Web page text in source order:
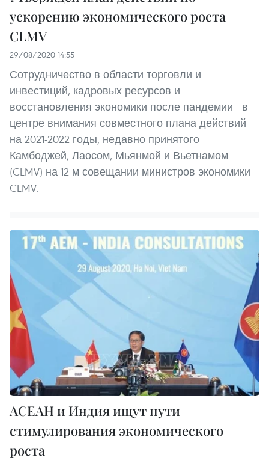
ускорению экономического роста
CLMV
29/08/2020 14:55
Сотрудничество в области торговли и
инвестиций, кадровых ресурсов и
восстановления экономики после пандемии - в
центре внимания совместного плана действий
на 2021-2022 годы, недавно принятого
Камбоджей, Лаосом, Мьянмой и Вьетнамом
(CLMV) на 12-м совещании министров экономики
CLMV.
АСЕАН и Индия ищут пути
стимулирования экономического
роста